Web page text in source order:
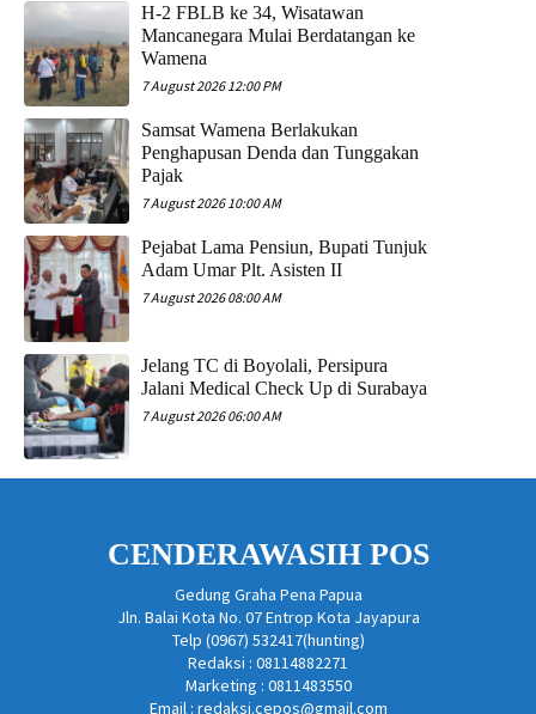
H-2 FBLB ke 34, Wisatawan
Mancanegara Mulai Berdatangan ke
Wamena
7 August 2026 12:00 PM
Samsat Wamena Berlakukan
Penghapusan Denda dan Tunggakan
Pajak
7 August 2026 10:00 AM
Pejabat Lama Pensiun, Bupati Tunjuk
Adam Umar Plt. Asisten II
7 August 2026 08:00 AM
Jelang TC di Boyolali, Persipura
Jalani Medical Check Up di Surabaya
7 August 2026 06:00 AM
CENDERAWASIH POS
Gedung Graha Pena Papua
Jln. Balai Kota No. 07 Entrop Kota Jayapura
Telp (0967) 532417(hunting)
Redaksi : 08114882271
Marketing : 0811483550
Email : redaksi.cepos@gmail.com